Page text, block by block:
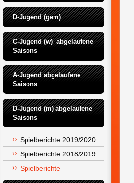
D-Jugend (gem)
C-Jugend (w)  abgelaufene
Saisons
A-Jugend abgelaufene
Saisons
D-Jugend (m) abgelaufene
Saisons
Spielberichte 2019/2020
Spielberichte 2018/2019
Spielberichte